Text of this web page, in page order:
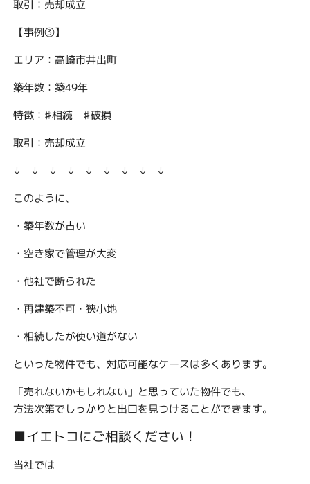
取引：売却成立
【事例③】
エリア：高崎市井出町
築年数：築49年
特徴：♯相続 ♯破損
取引：売却成立
↓ ↓ ↓ ↓ ↓ ↓ ↓ ↓ ↓
このように、
・築年数が古い
・空き家で管理が大変
・他社で断られた
・再建築不可・狭小地
・相続したが使い道がない
といった物件でも、対応可能なケースは多くあります。
「売れないかもしれない」と思っていた物件でも、
方法次第でしっかりと出口を見つけることができます。
■イエトコにご相談ください！
当社では